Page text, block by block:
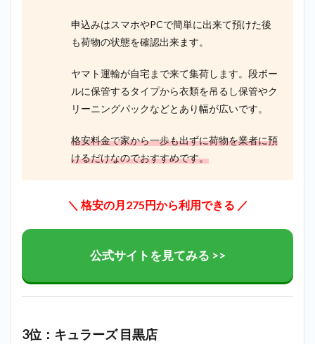
申込みはスマホやPCで簡単に出来て預けた後
も荷物の状態を確認出来ます。
ヤマト運輸が自宅まで来て集荷します。段ボー
ルに保管するタイプから衣類を吊るし保管やク
リーニングパックなどとあり幅が広いです。
格安料金で家から一歩も出ずに荷物を業者に預
けるだけなのでおすすめです。
＼ 格安の月275円から利用できる ／
公式サイトを見てみる >>
3位：キュラーズ 目黒店